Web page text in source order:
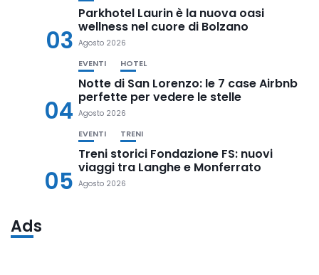
03
Parkhotel Laurin è la nuova oasi
wellness nel cuore di Bolzano
Agosto 2026
04
EVENTI HOTEL
Notte di San Lorenzo: le 7 case Airbnb
perfette per vedere le stelle
Agosto 2026
05
EVENTI TRENI
Treni storici Fondazione FS: nuovi
viaggi tra Langhe e Monferrato
Agosto 2026
Ads